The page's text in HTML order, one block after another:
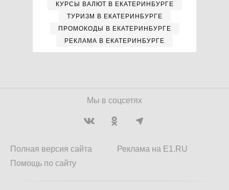
КУРСЫ ВАЛЮТ В ЕКАТЕРИНБУРГЕ
ТУРИЗМ В ЕКАТЕРИНБУРГЕ
ПРОМОКОДЫ В ЕКАТЕРИНБУРГЕ
РЕКЛАМА В ЕКАТЕРИНБУРГЕ
Мы в соцсетях
Полная версия сайта
Помощь по сайту
Реклама на E1.RU